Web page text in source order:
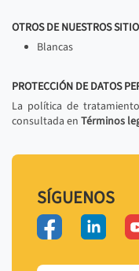
OTROS DE NUESTROS
Blancas
PROTECCIÓN DE DATOS
La política de
consultada en Términos
SÍGUENOS